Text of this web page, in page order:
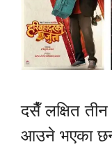
दसैँ लक्षित
आउने भएका छन्